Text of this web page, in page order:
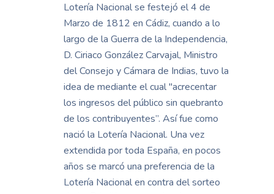
Lotería Nacional se festejó el 4 de
Marzo de 1812 en Cádiz, cuando a lo
largo de la Guerra de la Independencia,
D. Ciriaco González Carvajal, Ministro
del Consejo y Cámara de Indias, tuvo la
idea de mediante el cual "acrecentar
los ingresos del público sin quebranto
de los contribuyentes”. Así fue como
nació la Lotería Nacional. Una vez
extendida por toda España, en pocos
años se marcó una preferencia de la
Lotería Nacional en contra del sorteo